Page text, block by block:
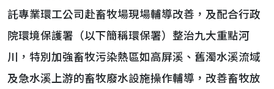
託專業環工公司赴畜牧場現場輔導改善，及配合行政
院環境保護署（以下簡稱環保署）整治九大重點河
川，特別加強畜牧污染熱區如高屏溪、舊濁水溪流域
及急水溪上游的畜牧廢水設施操作輔導，改善畜牧放